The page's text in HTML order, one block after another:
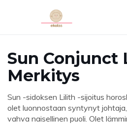
Sun Conjunct
Merkitys
Sun -sidoksen Lilith -sijoitus
olet luonnostaan ​​syntynyt
vahva naisellinen puoli. Olet